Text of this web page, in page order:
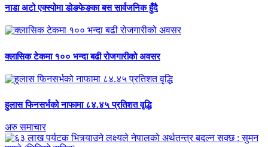
नाडा अटो एक्स्पोमा डोङफेङका बस सार्वजनिक हुँदै
क्लासिक टेकमा १०० भन्दा बढी रोजगारीको अवसर
हुलास फिनसर्भको नाफामा ८४.४५ प्रतिशत वृद्धि
अरु समाचार